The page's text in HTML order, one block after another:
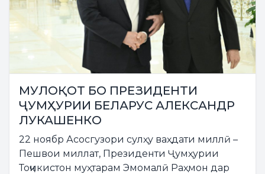
МУЛОҚОТ БО ПРЕЗИДЕНТИ
ҶУМҲУРИИ БЕЛАРУС АЛЕКСАНДР
ЛУКАШЕНКО
22 ноябр Асосгузори сулҳу ваҳдати миллӣ –
Пешвои миллат, Президенти Ҷумҳурии
Тоҷикистон муҳтарам Эмомалӣ Раҳмон дар